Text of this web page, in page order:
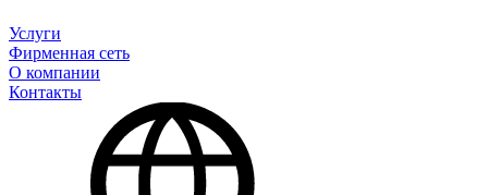
Услуги
Фирменная сеть
О компании
Контакты